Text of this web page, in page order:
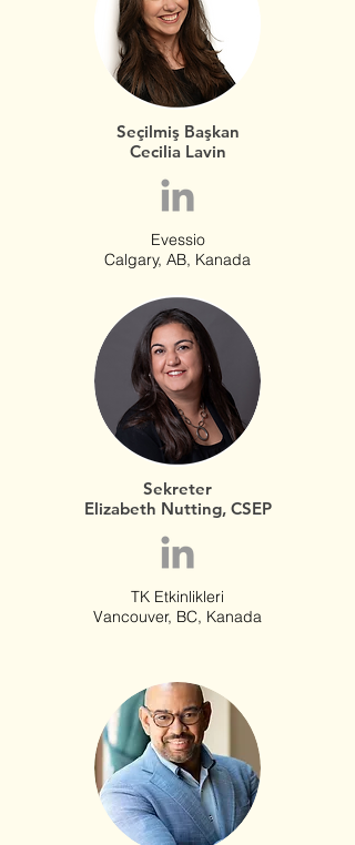
Seçilmiş Başkan
Cecilia Lavin
Evessio
Calgary, AB, Kanada
Sekreter
Elizabeth Nutting, CSEP
TK Etkinlikleri
Vancouver, BC, Kanada